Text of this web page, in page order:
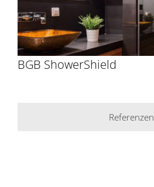
BGB ShowerShield
Referenzen